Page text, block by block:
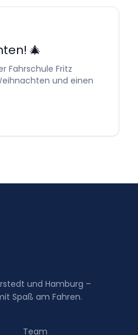
🎄
Fahrschule Fritz
und einen
und Hamburg –
Spaß am Fahren.
Team